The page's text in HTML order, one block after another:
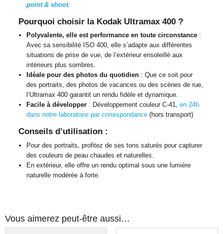
point & shoot.
Pourquoi choisir la Kodak Ultramax 400 ?
Polyvalente, elle est performance en toute circonstance :
Avec sa sensibilité ISO 400, elle s’adapte aux différentes
situations de prise de vue, de l’extérieur ensoleillé aux
intérieurs plus sombres.
Idéale pour des photos du quotidien : Que ce soit pour
des portraits, des photos de vacances ou des scènes de rue,
l’Ultramax 400 garantit un rendu fidèle et dynamique.
Facile à développer : Développement couleur C-41,en 24h
dans notre laboratoire par correspondance (hors transport)
Conseils d’utilisation :
Pour des portraits, profitez de ses tons saturés pour capturer
des couleurs de peau chaudes et naturelles.
En extérieur, elle offre un rendu optimal sous une lumière
naturelle modérée à forte.
Vous aimerez peut-être aussi…